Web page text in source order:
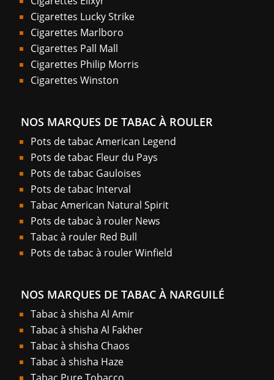
Cigarettes Lucky Strike
Cigarettes Marlboro
Cigarettes Pall Mall
Cigarettes Philip Morris
Cigarettes Winston
NOS MARQUES DE TABAC À ROULER
Pots de tabac American Legend
Pots de tabac Fleur du Pays
Pots de tabac Gauloises
Pots de tabac Interval
Tabac American Natural Spirit
Pots de tabac à rouler News
Tabac à rouler Red Bull
Pots de tabac à rouler Winfield
NOS MARQUES DE TABAC À NARGUILÉ
Tabac à shisha Al Amir
Tabac à shisha Al Fakher
Tabac à shisha Chaos
Tabac à shisha Haze